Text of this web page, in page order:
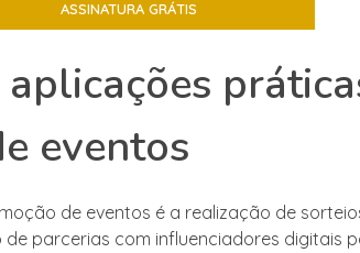
eventos
de eventos é a realização de
de parcerias com influenciadores digitais